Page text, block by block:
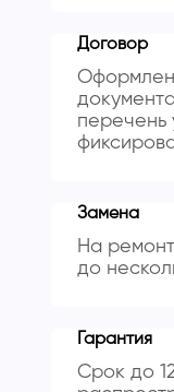
Договор
перечень
Замена
На
до
Гарантия
Срок до